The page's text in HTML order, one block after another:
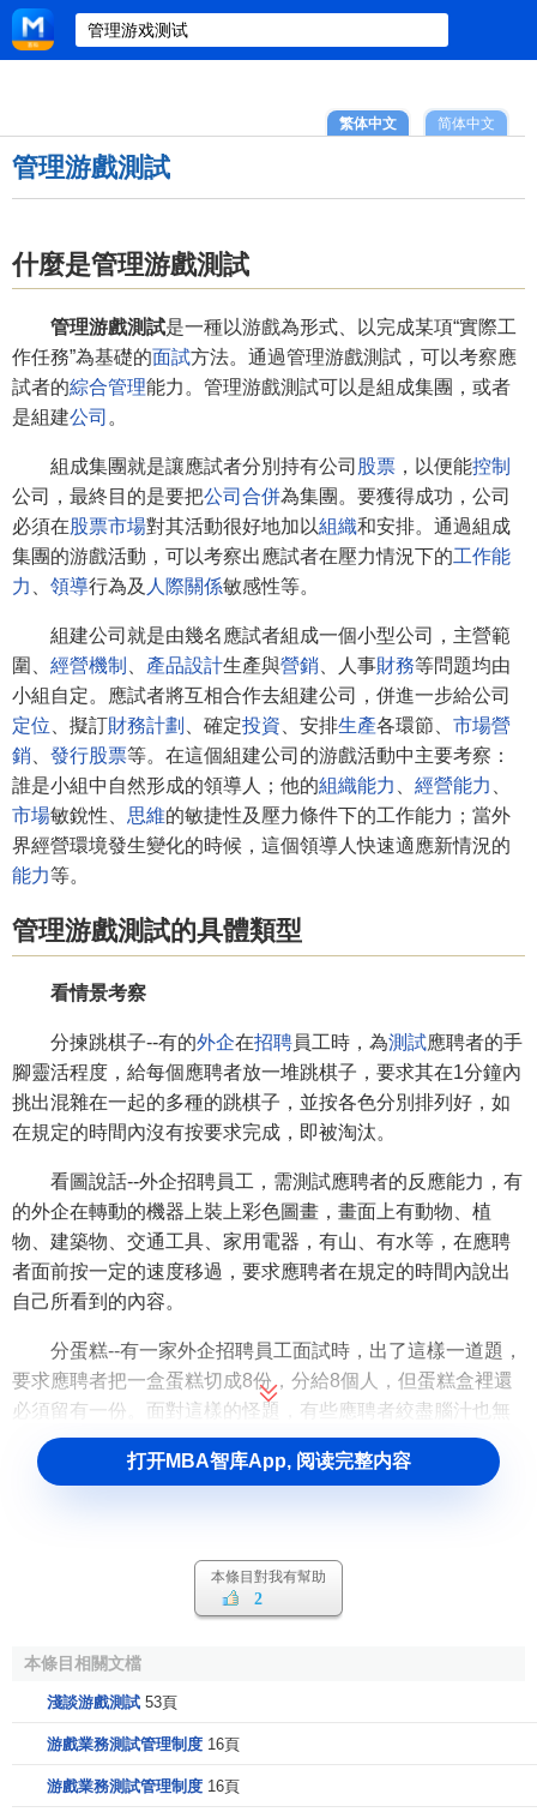
简体中文
繁体中文
管理游戲測試
什麼是管理游戲測試
管理游戲測試是一種以游戲為形式、以完成某項“實際工
作任務”為基礎的面試方法。通過管理游戲測試，可以考察應
試者的綜合管理能力。管理游戲測試可以是組成集團，或者
是組建公司 。
組成集團就是讓應試者分別持有公司 股票 ，以便能控制
公司，最終目的是要把公司合併為集團。要獲得成功，公司
必須在股票市場對其活動很好地加以組織和安排。通過組成
集團的游戲活動，可以考察出應試者在壓力情況下的工作能
力
領導行為及 人際關係敏感性等。
組建公司就是由幾名應試者組成一個小型公司，主營範
圍、 經營機制 產品設計生產與營銷 、人事財務等問題均由
小組自定。應試者將互相合作去組建公司，併進一步給公司
定位 、擬訂財務計劃 、確定投資 、安排生產各環節、 市場營
銷
發行股票等。在這個組建公司的游戲活動中主要考察：
誰是小組中自然形成的領導人；他的組織能力 經營能力
市場敏銳性、 思維的敏捷性及壓力條件下的工作能力；當外
界經營環境發生變化的時候，這個領導人快速適應新情況的
能力等。
管理游戲測試的具體類型
看情景考察
分揀跳棋子--有的外企在招聘員工時，為測試應聘者的手
腳靈活程度，給每個應聘者放一堆跳棋子，要求其在1分鐘內
挑出混雜在一起的多種的跳棋子，並按各色分別排列好，如
在規定的時間內沒有按要求完成，即被淘汰。
看圖說話--外企招聘員工，需測試應聘者的反應能力，有
的外企在轉動的機器上裝上彩色圖畫，畫面上有動物、植
物、建築物、交通工具、家用電器，有山、有水等，在應聘
者面前按一定的速度移過，要求應聘者在規定的時間內說出
自己所看到的內容。
分蛋糕--有一家外企招聘員工面試時，出了這樣一道題，
要求應聘者把一盒蛋糕切成8份，分給8個人，但蛋糕盒裡還
必須留有一份。面對這樣的怪題，有些應聘者絞盡腦汁也無
法分成；而有的應聘者卻感到此題實際很簡單，把切成的8份
蛋糕先拿出7份給7人，剩下的1份連蛋糕盒一起分給第8個
企招聘面試要出的題。有一家外企從應屆技校畢業生中招一
批員工，面試時，要求應聘者頂著烈日，跑到近郊的一座山
返回；有的應聘者雖跑到
車；也有的應聘者按規定跑到目的地後再跑回。外企公佈錄
在雨中打傘--一家外企招聘員工時，要求應聘者冒雨到附
打开MBA智库App, 阅读完整内容
本條目對我有幫助
2
本條目相關文檔
淺談游戲測試 53頁
游戲業務測試管理制度 16頁
游戲業務測試管理制度 16頁